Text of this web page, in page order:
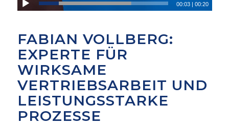
00:03 |00:20
FABIAN VOLLBERG:
EXPERTE FÜR
WIRKSAME
VERTRIEBSARBEIT UND
LEISTUNGSSTARKE
PROZESSE